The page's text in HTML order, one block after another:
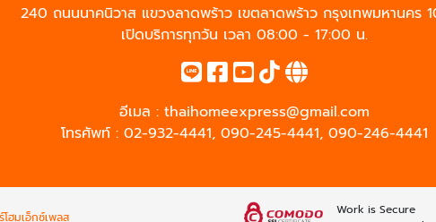
240 ถนนนาคนิวาส แขวงลาดพร้าว เขตลาดพร้าว กรุงเทพมหานคร
เปิดบริการทุกวัน เวลา 08:00 - 17:00 น.
อีเมล : thaihomeexpress@gmail.com
โทรศัพท์ : 02-932-4441, 090-245-4441, 090-246-4441
ฮมเอ็กซ์เพลส
Work is Secure